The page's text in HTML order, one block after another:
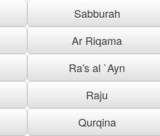
Sabburah
Ar Riqama
Ra's al `Ayn
Raju
Qurqina